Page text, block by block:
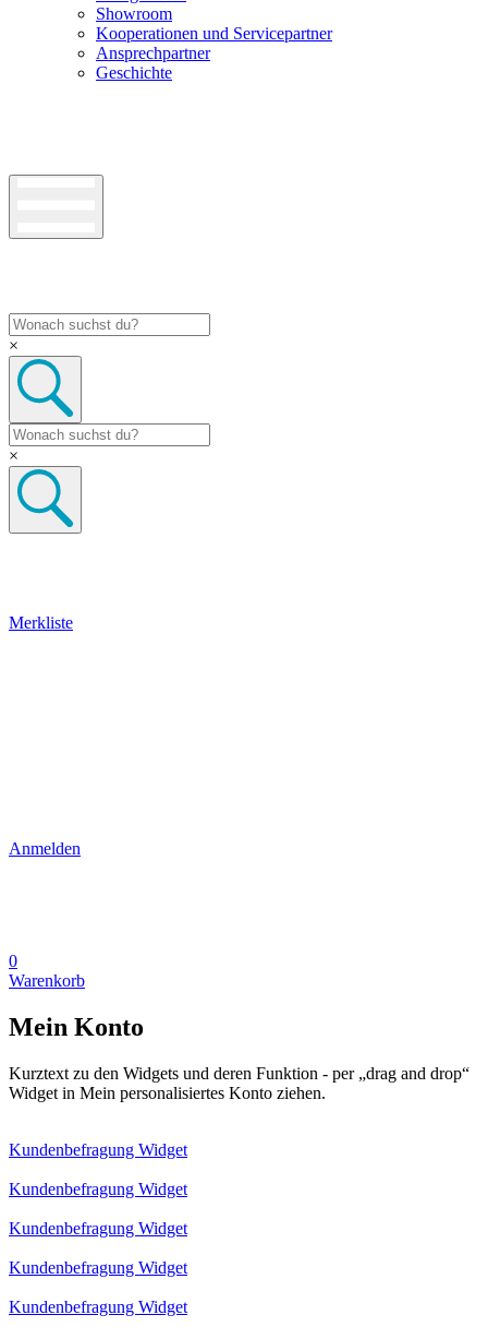
Showroom
Kooperationen und Servicepartner
Ansprechpartner
Geschichte
×
×
Merkliste
Anmelden
0
Warenkorb
Mein Konto
Kurztext zu den Widgets und deren Funktion - per „drag and drop“
Widget in Mein personalisiertes Konto ziehen.
Kundenbefragung Widget
Kundenbefragung Widget
Kundenbefragung Widget
Kundenbefragung Widget
Kundenbefragung Widget